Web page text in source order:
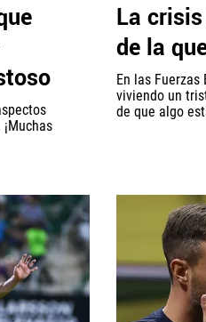
La
de la
En las
viviendo un
de que algo